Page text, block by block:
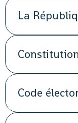
La
Code